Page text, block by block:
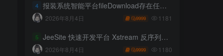
4 报装系统智能平台fileDownload存在任意文件读取
2026年8月4日 9999 1181
5 JeeSite 快速开发平台 Xstream 反序列化RCE
2026年8月4日 9999 1180